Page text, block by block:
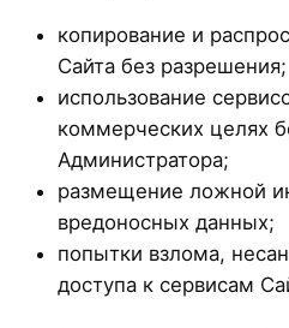
копирование и
Сайта без разрешения;
использование
коммерческих целях
Администратора;
размещение ложной
вредоносных данных;
попытки взлома,
доступа к сервисам